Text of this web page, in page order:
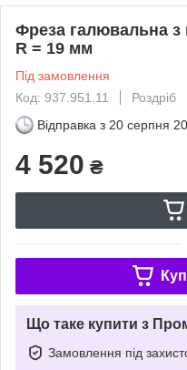
Фреза галювальна з
R = 19 мм
Під замовлення
Код: 937.951.11
Роздріб
Відправка з 20 серпня
4 520 ₴
Що таке купити з
Замовлення під